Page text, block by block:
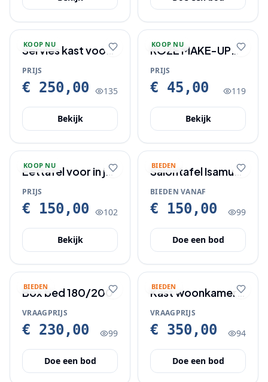
KOOP NU
Servies kast voor
in je keuken of
woonkamer
PRIJS
€ 250,00 135
Bekijk
KOOP NU
ROZE MAKE-UP
STOEL NOG
SPLINTER NIEUW IN
JONGE DAMES
PRIJS
€ 45,00 119
Bekijk
KOOP NU
Eettafel voor in je
woonkeuken/
woonkamer
PRIJS
€ 150,00 102
Bekijk
BIEDEN
Salontafel Isamu
Noguchi Design
BIEDEN VANAF
€ 150,00 99
Doe een bod
BIEDEN
Box bed 180/200
VRAAGPRIJS
€ 230,00 99
Doe een bod
BIEDEN
Kast woonkamer /
keuken
VRAAGPRIJS
€ 350,00 94
Doe een bod